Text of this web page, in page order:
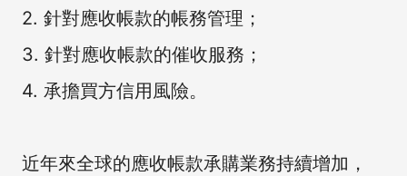
2. 針對應收帳款的帳務管理；
3. 針對應收帳款的催收服務；
4. 承擔買方信用風險。
近年來全球的應收帳款承購業務持續增加，